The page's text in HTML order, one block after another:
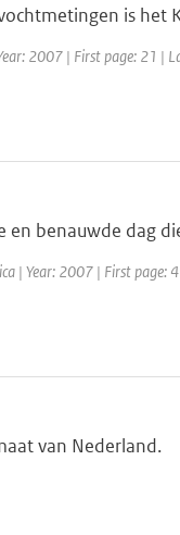
is het
2007 | First page: 21 |
benauwde dag
| Year: 2007 | First page:
van Nederland.